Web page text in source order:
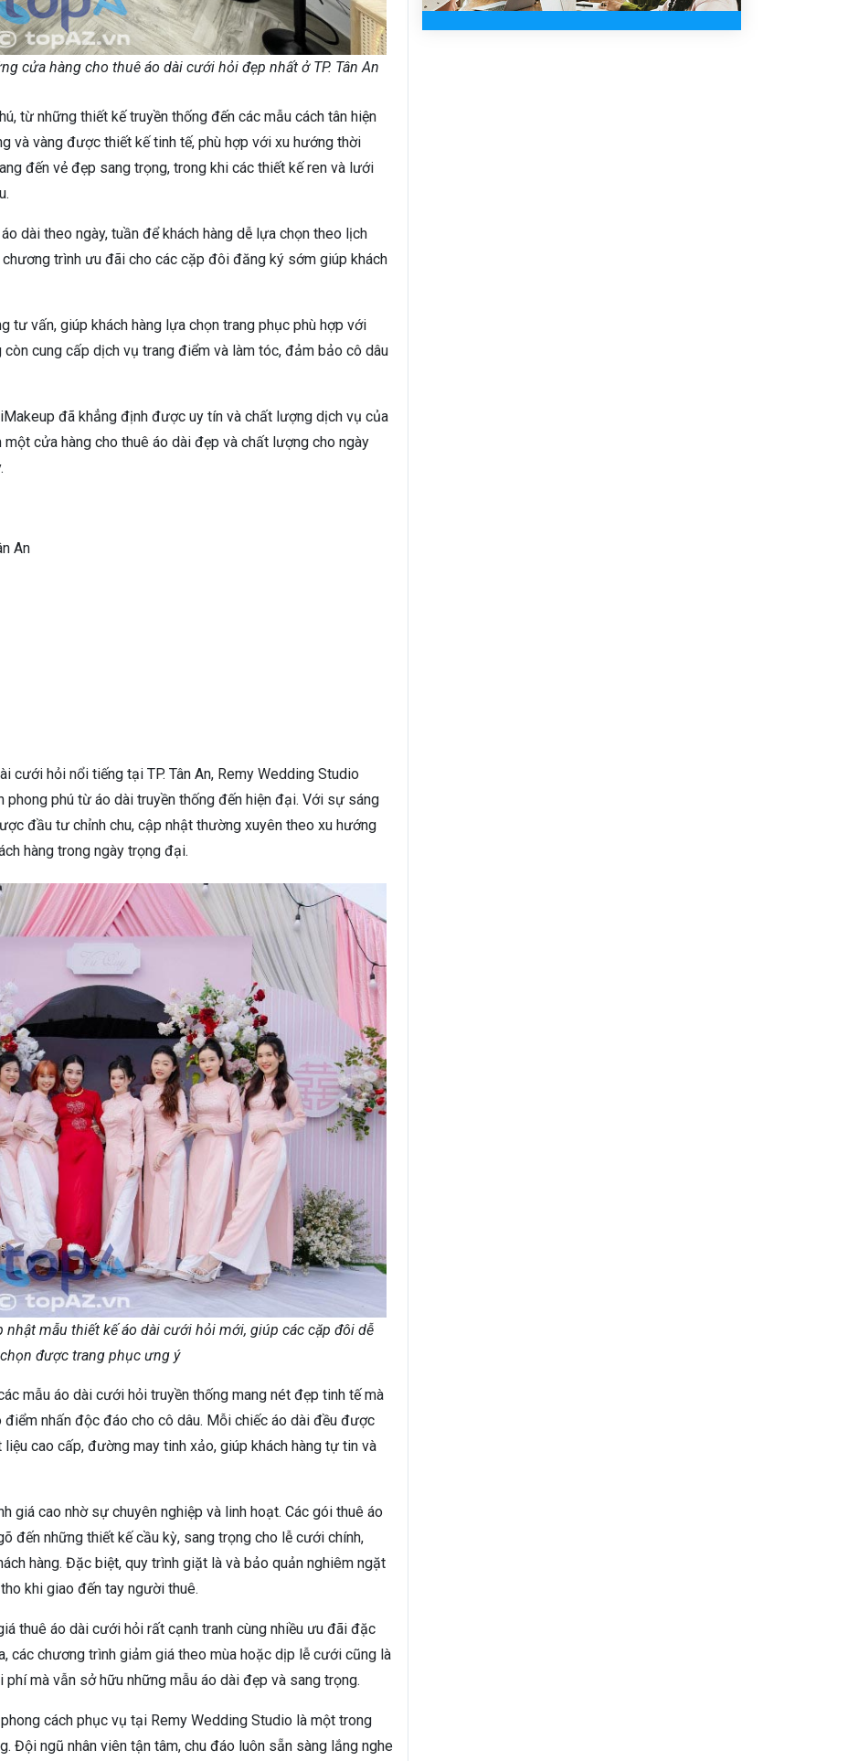
cửa hàng cho thuê áo dài cưới hỏi đẹp nhất ở TP. Tân An
từ những thiết kế truyền thống đến các mẫu cách tân hiện
và vàng được thiết kế tinh tế, phù hợp với xu hướng thời
đến vẻ đẹp sang trọng, trong khi các thiết kế ren và lưới
dài theo ngày, tuần để khách hàng dễ lựa chọn theo lịch
trình ưu đãi cho các cặp đôi đăng ký sớm giúp khách
tư vấn, giúp khách hàng lựa chọn trang phục phù hợp với
cung cấp dịch vụ trang điểm và làm tóc, đảm bảo cô dâu
đã khẳng định được uy tín và chất lượng dịch vụ của
cửa hàng cho thuê áo dài đẹp và chất lượng cho ngày
An
cưới hỏi nổi tiếng tại TP. Tân An, Remy Wedding Studio
phong phú từ áo dài truyền thống đến hiện đại. Với sự sáng
đầu tư chỉnh chu, cập nhật thường xuyên theo xu hướng
hàng trong ngày trọng đại.
mẫu thiết kế áo dài cưới hỏi mới, giúp các cặp đôi dễ
được trang phục ưng ý
mẫu áo dài cưới hỏi truyền thống mang nét đẹp tinh tế mà
nhấn độc đáo cho cô dâu. Mỗi chiếc áo dài đều được
cao cấp, đường may tinh xảo, giúp khách hàng tự tin và
giá cao nhờ sự chuyên nghiệp và linh hoạt. Các gói thuê áo
đến những thiết kế cầu kỳ, sang trọng cho lễ cưới chính,
hàng. Đặc biệt, quy trình giặt là và bảo quản nghiêm ngặt
khi giao đến tay người thuê.
thuê áo dài cưới hỏi rất cạnh tranh cùng nhiều ưu đãi đặc
các chương trình giảm giá theo mùa hoặc dịp lễ cưới cũng là
mà vẫn sở hữu những mẫu áo dài đẹp và sang trọng.
cách phục vụ tại Remy Wedding Studio là một trong
Đội ngũ nhân viên tận tâm, chu đáo luôn sẵn sàng lắng nghe